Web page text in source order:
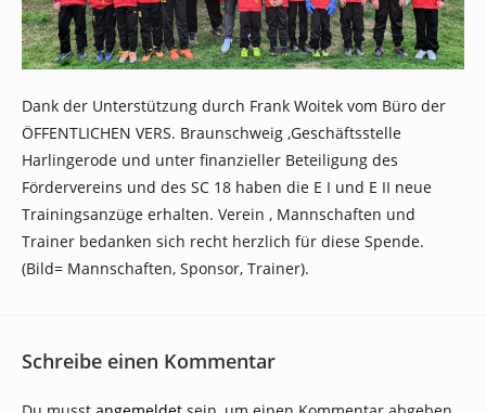
Dank der Unterstützung durch Frank Woitek vom Büro der
ÖFFENTLICHEN VERS. Braunschweig ,Geschäftsstelle
Harlingerode und unter finanzieller Beteiligung des
Fördervereins und des SC 18 haben die E I und E II neue
Trainingsanzüge erhalten. Verein , Mannschaften und
Trainer bedanken sich recht herzlich für diese Spende.
(Bild= Mannschaften, Sponsor, Trainer).
Schreibe einen Kommentar